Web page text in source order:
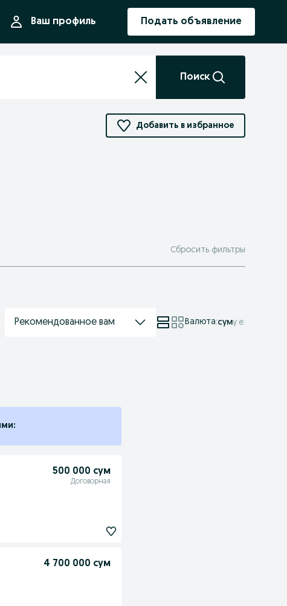
Ваш профиль Подать объявление
Поиск
Добавить в избранное
Сбросить фильтры
Рекомендованное вам Валюта:суму.е.
500 000 сум
Договорная
4 700 000 сум